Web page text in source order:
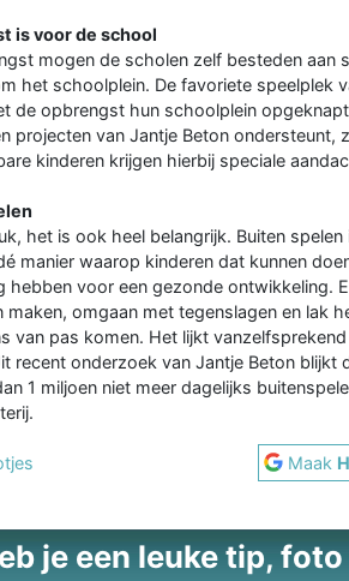
is voor de school
mogen de scholen zelf besteden aan
het schoolplein. De favoriete speelplek
de opbrengst hun schoolplein
projecten van Jantje Beton ondersteunt,
kinderen krijgen hierbij speciale
het is ook heel belangrijk. Buiten
manier waarop kinderen dat kunnen
hebben voor een gezonde ontwikkeling.
maken, omgaan met tegenslagen en lak
van pas komen. Het lijkt
recent onderzoek van Jantje Beton blijkt
1 miljoen niet meer dagelijks
Maak
je een leuke tip,